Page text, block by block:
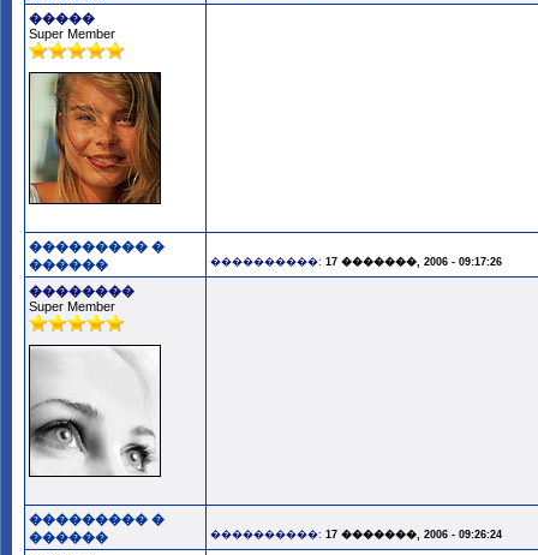
�����
Super Member
��������� �
������
����������: 17 �������, 2006 - 09:17:26
��������
Super Member
��������� �
������
����������: 17 �������, 2006 - 09:26:24